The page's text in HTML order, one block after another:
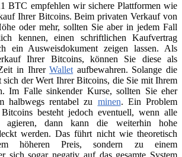
BTC empfehlen wir sichere Plattformen wie
Ihrer Bitcoins. Beim privaten Verkauf von
oder mehr, sollten Sie aber in jedem Fall
kennen, einen schriftlichen Kaufvertrag
ein Ausweisdokument zeigen lassen. Als
Ihrer Bitcoins, können Sie diese als
Zeit in IhrerWallet aufbewahren. Solange die
sich der Wert Ihrer Bitcoins, die Sie mit Ihrem
Im Falle sinkender Kurse, sollten Sie eher
halbwegs rentabel zu minen. Ein Problem
besteht jedoch eventuell, wenn alle
agieren, dann kann die weiterhin hohe
werden. Das führt nicht wie theoretisch
höheren Preis, sondern zu einem